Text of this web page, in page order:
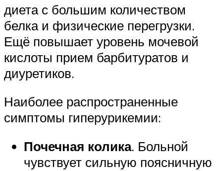
диета с большим количеством
белка и физические перегрузки.
Ещё повышает уровень мочевой
кислоты прием барбитуратов и
диуретиков.
Наиболее распространенные
симптомы гиперурикемии:
Почечная колика. Больной
чувствует сильную поясничную